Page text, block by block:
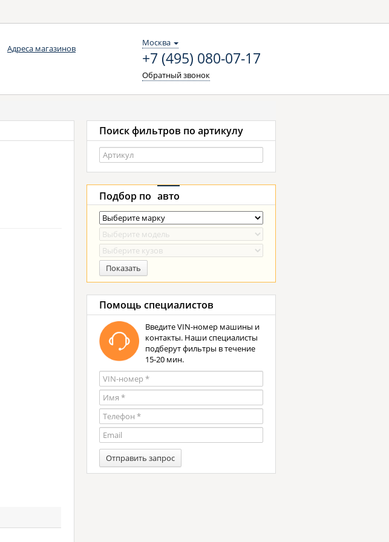
Адреса магазинов
Москва
+7 (495) 080-07-17
Обратный звонок
Поиск фильтров по артикулу
Подбор по авто
Показать
Помощь специалистов
Введите VIN-номер машины и
контакты. Наши специалисты
подберут фильтры в течение
15-20 мин.
Отправить запрос